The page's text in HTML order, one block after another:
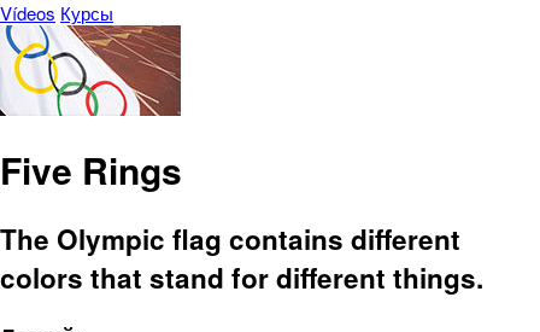
Vídeos Курсы
Five Rings
The Olympic flag contains different
colors that stand for different things.